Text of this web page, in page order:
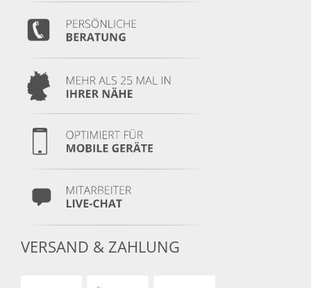
VERSAND & ZAHLUNG